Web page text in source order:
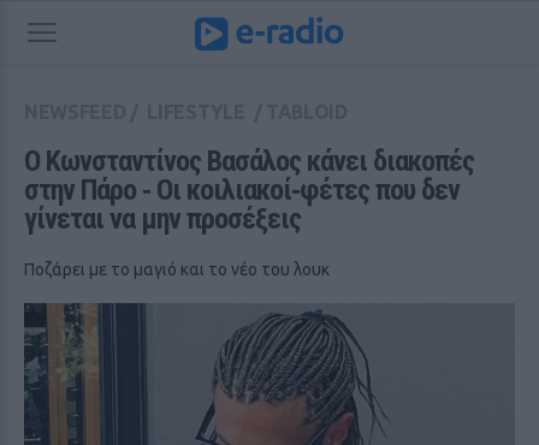
Ο Κωνσταντίνος Βασάλος κάνει διακοπές
στην Πάρο ‑ Οι κοιλιακοί‑φέτες που δεν
γίνεται να μην προσέξεις
Ποζάρει με το μαγιό και το νέο του λουκ